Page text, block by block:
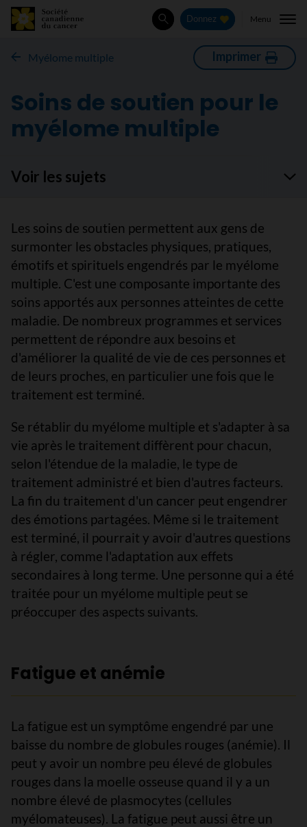
Rechercher
Donnez Menu
Myélome multiple Imprimer
Soins de soutien pour le
myélome multiple
Voir les sujets
Les soins de soutien permettent aux gens de
surmonter les obstacles physiques, pratiques,
émotifs et spirituels engendrés par le myélome
multiple. C'est une composante importante des
soins apportés aux personnes atteintes de cette
maladie. De nombreux programmes et services
permettent de répondre aux besoins et
d'améliorer la qualité de vie de ces personnes et
de leurs proches, en particulier une fois que le
traitement est terminé.
Se rétablir du myélome multiple et s'adapter à sa
vie après le traitement diffèrent pour chacun,
selon l'étendue de la maladie, le type de
traitement administré et bien d'autres facteurs.
La fin du traitement d'un cancer peut engendrer
des émotions partagées. Même si le traitement
est terminé, il pourrait y avoir d'autres questions
à régler, comme l'adaptation aux effets
secondaires à long terme. Une personne qui a été
traitée pour un myélome multiple peut se
préoccuper des aspects suivants.
Fatigue et anémie
La fatigue est un symptôme engendré par une
baisse du nombre de globules rouges (anémie). Il
peut y avoir un nombre peu élevé de globules
rouges dans la moelle osseuse quand il y a un
nombre élevé de plasmocytes (cellules
myélomateuses). La fatigue peut aussi être un